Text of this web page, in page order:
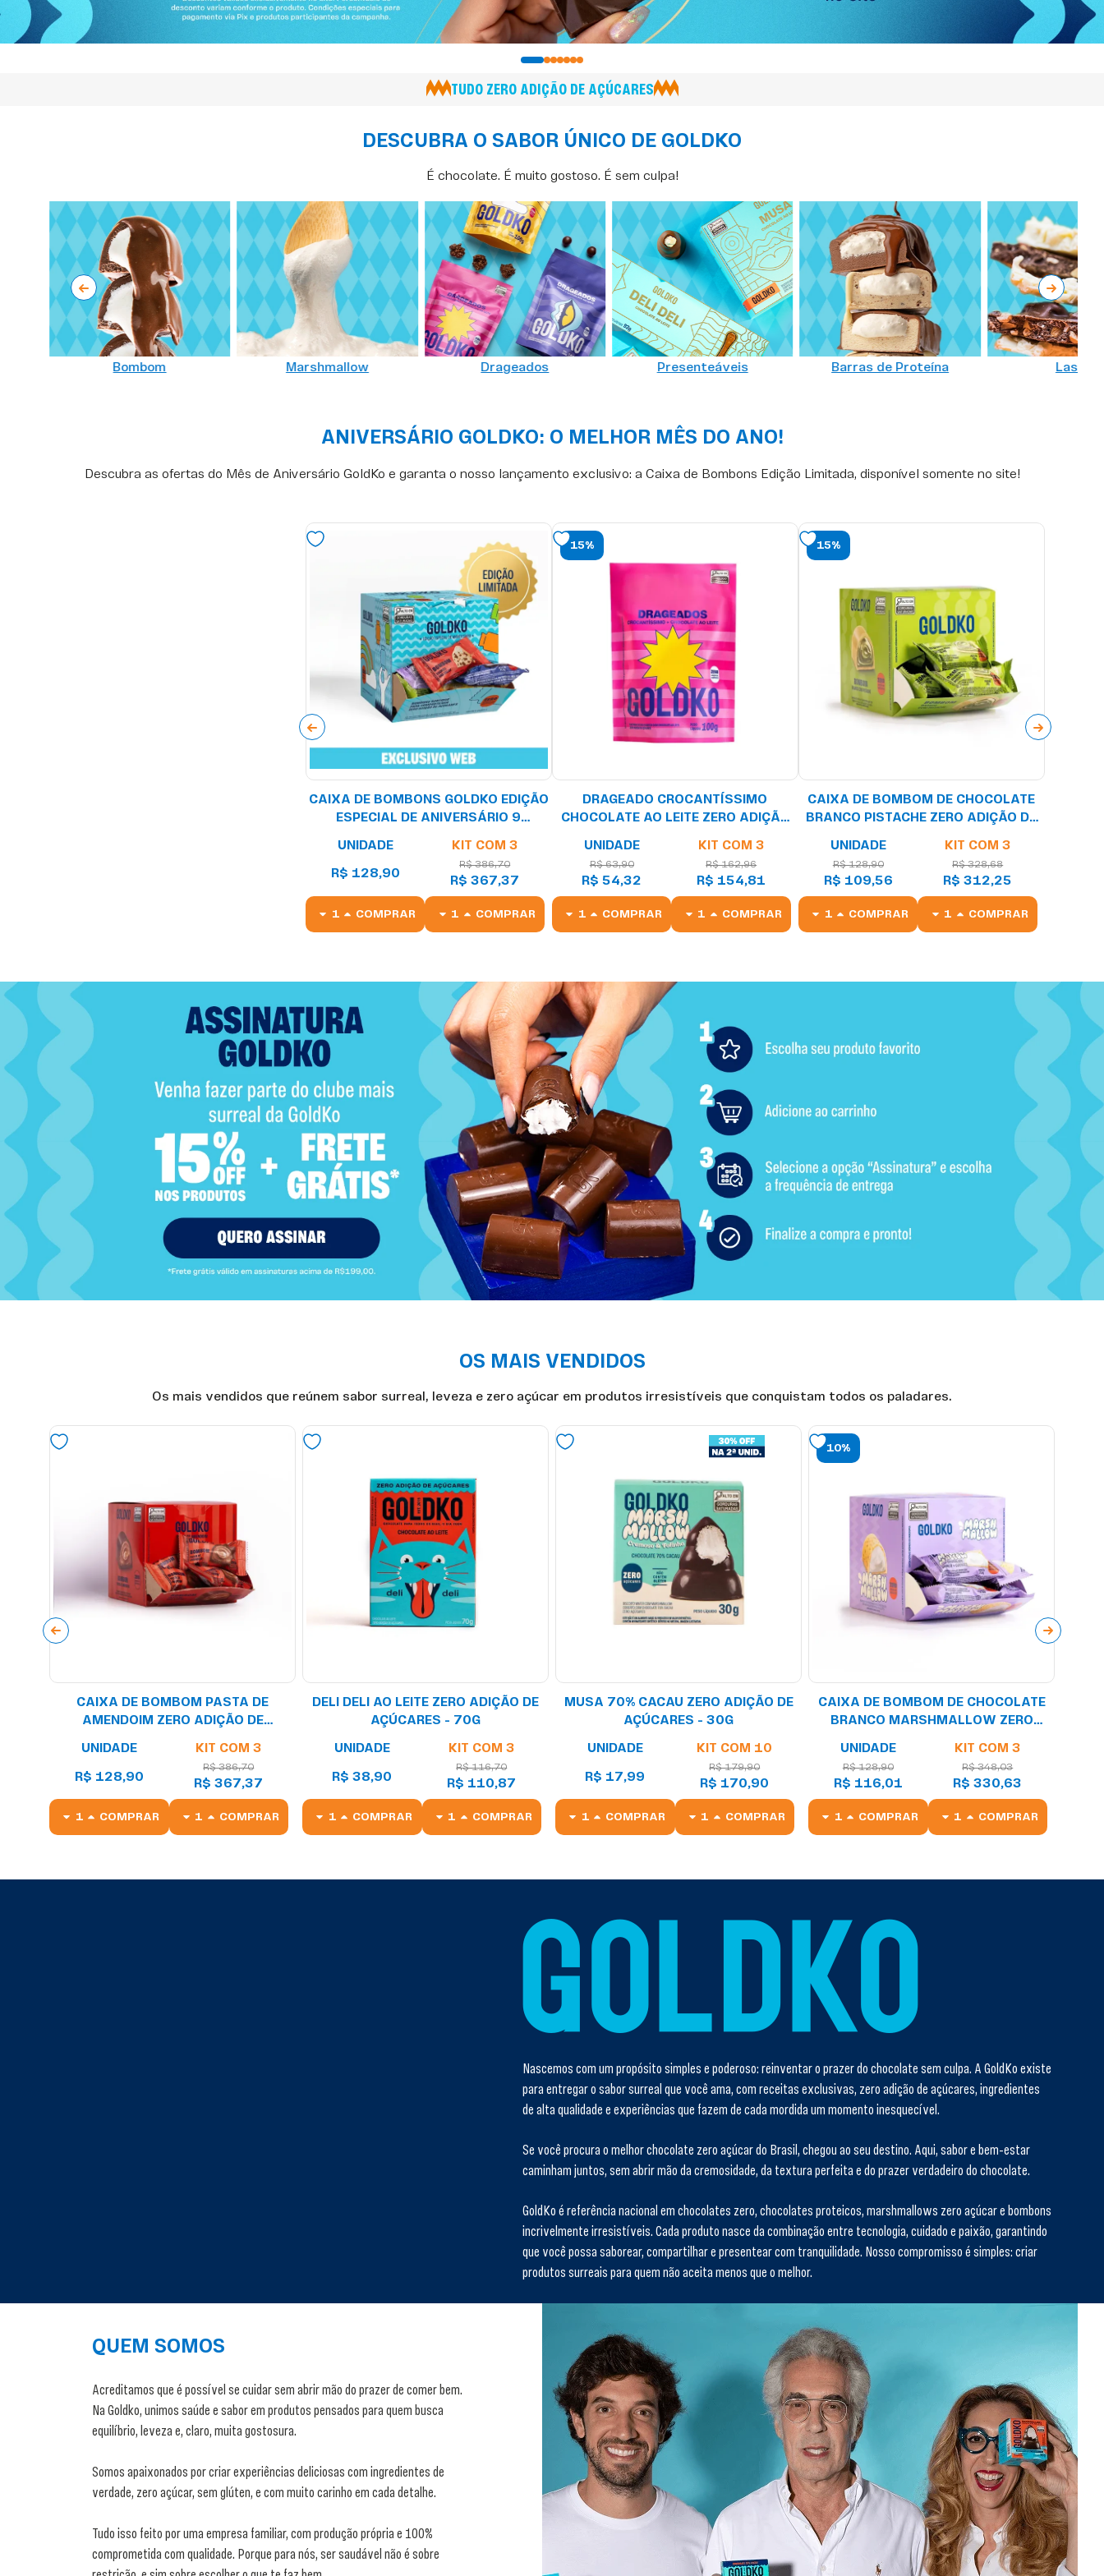
TUDO ZERO ADIÇÃO DE AÇÚCARES
DESCUBRA O SABOR ÚNICO DE GOLDKO
É chocolate. É muito gostoso. É sem culpa!
Bombom Marshmallow Drageados Presenteáveis Barras de Proteína Laskas
ANIVERSÁRIO GOLDKO: O MELHOR MÊS DO ANO!
Descubra as ofertas do Mês de Aniversário GoldKo e garanta o nosso lançamento exclusivo: a Caixa de Bombons Edição Limitada, disponível somente no site!
CAIXA DE BOMBONS GOLDKO EDIÇÃO
ESPECIAL DE ANIVERSÁRIO 9
UNIDADE
R$ 128,90
COMPRAR
KIT COM 3
R$ 386,70
R$ 367,37
COMPRAR
15%
DRAGEADO CROCANTÍSSIMO
CHOCOLATE AO LEITE ZERO ADIÇÃO
UNIDADE
R$ 63,90
R$ 54,32
COMPRAR
KIT COM 3
R$ 162,96
R$ 154,81
COMPRAR
15%
CAIXA DE BOMBOM DE CHOCOLATE
BRANCO PISTACHE ZERO ADIÇÃO DE
18 UNIDADES
UNIDADE
R$ 128,90
R$ 109,56
COMPRAR
KIT COM 3
R$ 328,68
R$ 312,25
COMPRAR
OS MAIS VENDIDOS
Os mais vendidos que reúnem sabor surreal, leveza e zero açúcar em produtos irresistíveis que conquistam todos os paladares.
CAIXA DE BOMBOM PASTA DE
AMENDOIM ZERO ADIÇÃO DE
18 UNIDADES
UNIDADE
R$ 128,90
COMPRAR
KIT COM 3
R$ 386,70
R$ 367,37
COMPRAR
DELI DELI AO LEITE ZERO ADIÇÃO DE
AÇÚCARES - 70G
UNIDADE
R$ 38,90
COMPRAR
KIT COM 3
R$ 116,70
R$ 110,87
COMPRAR
MUSA 70% CACAU ZERO ADIÇÃO DE
AÇÚCARES - 30G
UNIDADE
R$ 17,99
COMPRAR
KIT COM 10
R$ 179,90
R$ 170,90
COMPRAR
10%
CAIXA DE BOMBOM DE CHOCOLATE
BRANCO MARSHMALLOW ZERO
UNIDADE) - 18 UNIDADES
UNIDADE
R$ 128,90
R$ 116,01
COMPRAR
KIT COM 3
R$ 348,03
R$ 330,63
COMPRAR
Nascemos com um propósito simples e poderoso: reinventar o prazer do chocolate sem culpa. A GoldKo existe
para entregar o sabor surreal que você ama, com receitas exclusivas, zero adição de açúcares, ingredientes
de alta qualidade e experiências que fazem de cada mordida um momento inesquecível.
Se você procura o melhor chocolate zero açúcar do Brasil, chegou ao seu destino. Aqui, sabor e bem-estar
caminham juntos, sem abrir mão da cremosidade, da textura perfeita e do prazer verdadeiro do chocolate.
GoldKo é referência nacional em chocolates zero, chocolates proteicos, marshmallows zero açúcar e bombons
incrivelmente irresistíveis. Cada produto nasce da combinação entre tecnologia, cuidado e paixão, garantindo
que você possa saborear, compartilhar e presentear com tranquilidade. Nosso compromisso é simples: criar
produtos surreais para quem não aceita menos que o melhor.
QUEM SOMOS
Acreditamos que é possível se cuidar sem abrir mão do prazer de comer bem.
Na Goldko, unimos saúde e sabor em produtos pensados para quem busca
equilíbrio, leveza e, claro, muita gostosura.
Somos apaixonados por criar experiências deliciosas com ingredientes de
verdade, zero açúcar, sem glúten, e com muito carinho em cada detalhe.
Tudo isso feito por uma empresa familiar, com produção própria e 100%
comprometida com qualidade. Porque para nós, ser saudável não é sobre